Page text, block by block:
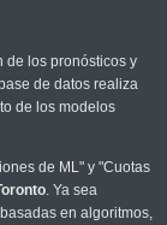
de los pronósticos y
de datos realiza
de los modelos
de ML" y "Cuotas
. Ya sea
en algoritmos,